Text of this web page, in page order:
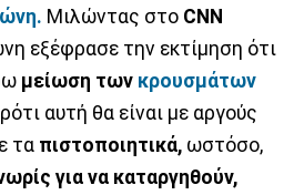
Μιλώντας στο CNN
εξέφρασε την εκτίμηση ότι
μείωση των κρουσμάτων
αυτή θα είναι με αργούς
τα πιστοποιητικά, ωστόσο,
για να καταργηθούν,